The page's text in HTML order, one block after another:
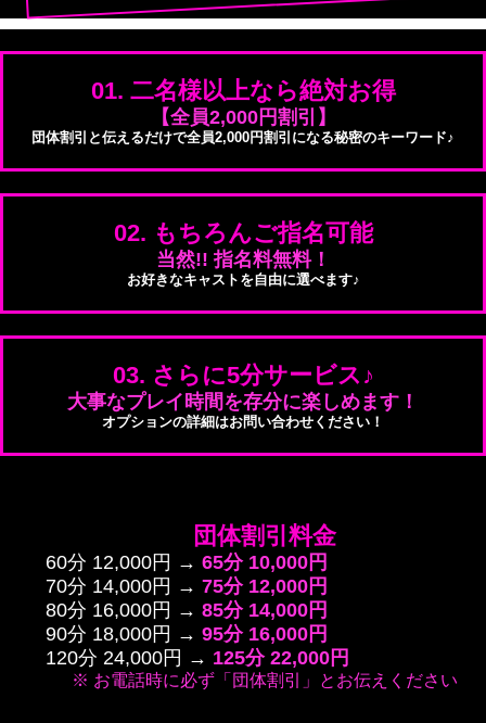
01. 二名様以上なら絶対お得
【全員2,000円割引】
団体割引と伝えるだけで全員2,000円割引になる秘密のキーワード♪
02. もちろんご指名可能
当然!! 指名料無料！
お好きなキャストを自由に選べます♪
03. さらに5分サービス♪
大事なプレイ時間を存分に楽しめます！
オプションの詳細はお問い合わせください！
団体割引料金
60分 12,000円 →65分 10,000円
70分 14,000円 →75分 12,000円
80分 16,000円 →85分 14,000円
90分 18,000円 →95分 16,000円
120分 24,000円 → 125分 22,000円
※ お電話時に必ず「団体割引」とお伝えください